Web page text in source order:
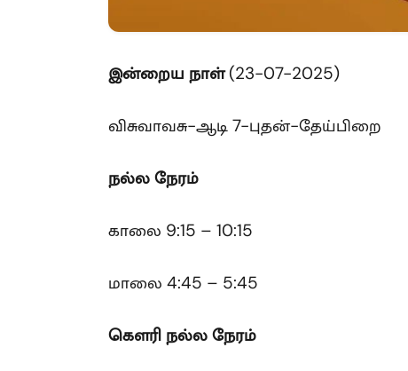
இன்றைய நாள்(23-07-2025)
விசுவாவசு-ஆடி 7-புதன்-தேய்பிறை
நல்ல நேரம்
காலை 9:15 – 10:15
மாலை 4:45 – 5:45
கௌரி நல்ல நேரம்